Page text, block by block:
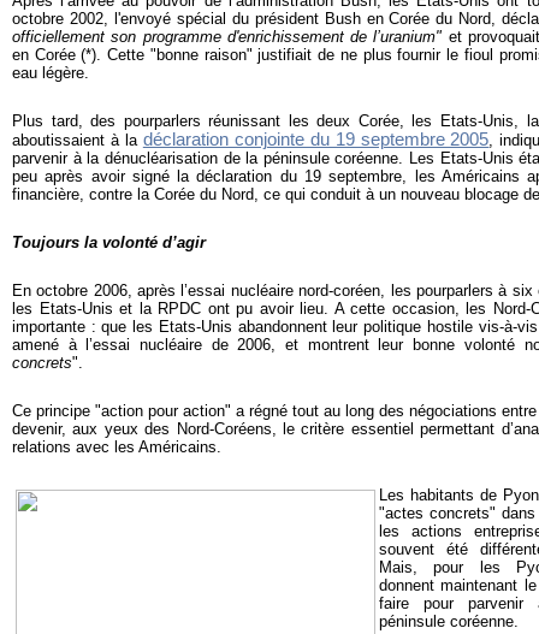
octobre 2002, l'envoyé spécial du président Bush en Corée du Nord,
officiellement son programme d'enrichissement de l’uranium" et
en Corée (*). Cette "bonne raison" justifiait de ne plus fournir le fioul
eau légère.
Plus tard, des pourparlers réunissant les deux Corée, les Etats-Unis,
aboutissaient à la déclaration conjointe du 19 septembre 2005,
parvenir à la dénucléarisation de la péninsule coréenne. Les Etats-Unis
peu après avoir signé la déclaration du 19 septembre, les Américains
financière, contre la Corée du Nord, ce qui conduit à un nouveau blocage
Toujours la volonté d’agir
En octobre 2006, après l’essai nucléaire nord-coréen, les pourparlers à
les Etats-Unis et la RPDC ont pu avoir lieu. A cette occasion, les Nord-
importante : que les Etats-Unis abandonnent leur politique hostile vis-à-
amené à l’essai nucléaire de 2006, et montrent leur bonne volonté
concrets".
Ce principe "action pour action" a régné tout au long des négociations
devenir, aux yeux des Nord-Coréens, le critère essentiel permettant
relations avec les Américains.
Les habitants de
"actes concrets"
les actions
souvent été
Mais, pour les
donnent maintenant
faire pour parvenir
péninsule coréenne.